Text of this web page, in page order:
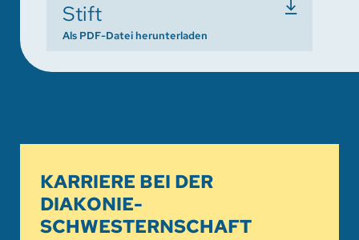
Stift
Als PDF-Datei herunterladen
KARRIERE BEI DER
DIAKONIE-
SCHWESTERNSCHAFT